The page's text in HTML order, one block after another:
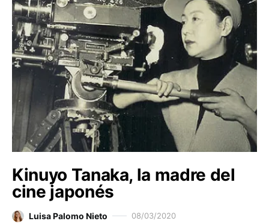
Kinuyo Tanaka, la madre del
cine japonés
Luisa Palomo Nieto 08/03/2020